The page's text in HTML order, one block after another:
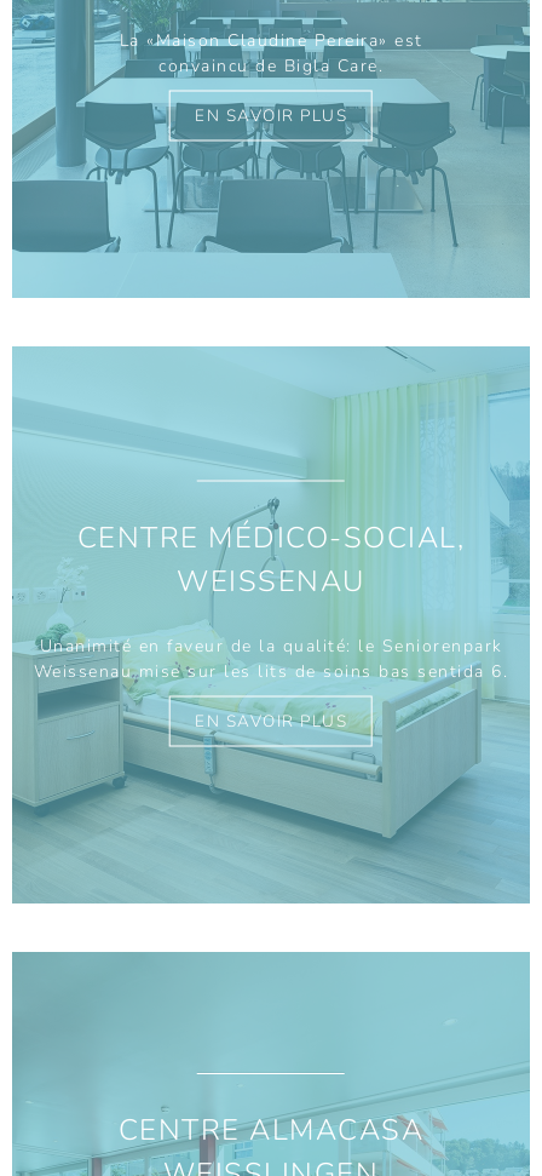
La «Maison Claudine Pereira» est
convaincu de Bigla Care.
EN SAVOIR PLUS
CENTRE MÉDICO-SOCIAL,
WEISSENAU
Unanimité en faveur de la qualité: le Seniorenpark
Weissenau mise sur les lits de soins bas sentida 6.
EN SAVOIR PLUS
CENTRE ALMACASA